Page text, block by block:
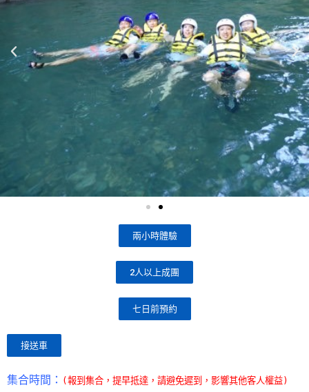
兩小時體驗
2人以上成團
七日前預約
接送車
集合時間： (報到集合，提早抵達，請避免遲到，影響其他客人權益)